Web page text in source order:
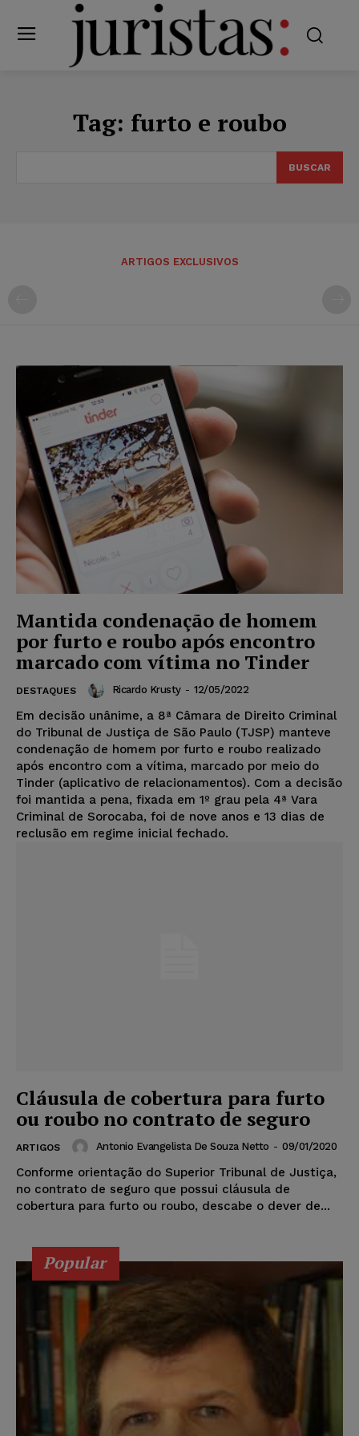
Tag: furto e roubo
BUSCAR
ARTIGOS EXCLUSIVOS
Mantida condenação de homem
por furto e roubo após encontro
marcado com vítima no Tinder
DESTAQUES Ricardo Krusty - 12/05/2022
Em decisão unânime, a 8ª Câmara de Direito Criminal
do Tribunal de Justiça de São Paulo (TJSP) manteve
condenação de homem por furto e roubo realizado
após encontro com a vítima, marcado por meio do
Tinder (aplicativo de relacionamentos). Com a decisão
foi mantida a pena, fixada em 1º grau pela 4ª Vara
Criminal de Sorocaba, foi de nove anos e 13 dias de
reclusão em regime inicial fechado.
Cláusula de cobertura para furto
ou roubo no contrato de seguro
ARTIGOS Antonio Evangelista De Souza Netto - 09/01/2020
Conforme orientação do Superior Tribunal de Justiça,
no contrato de seguro que possui cláusula de
cobertura para furto ou roubo, descabe o dever de...
Popular